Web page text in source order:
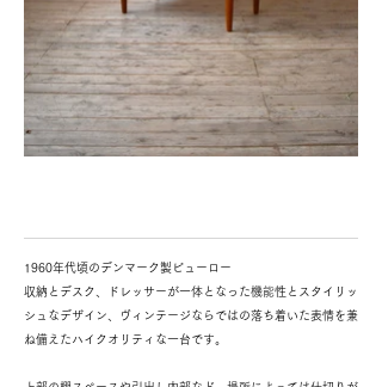
1960年代頃のデンマーク製ビューロー
収納とデスク、ドレッサーが一体となった機能性とスタイリッ
シュなデザイン、ヴィンテージならではの落ち着いた表情を兼
ね備えたハイクオリティな一台です。